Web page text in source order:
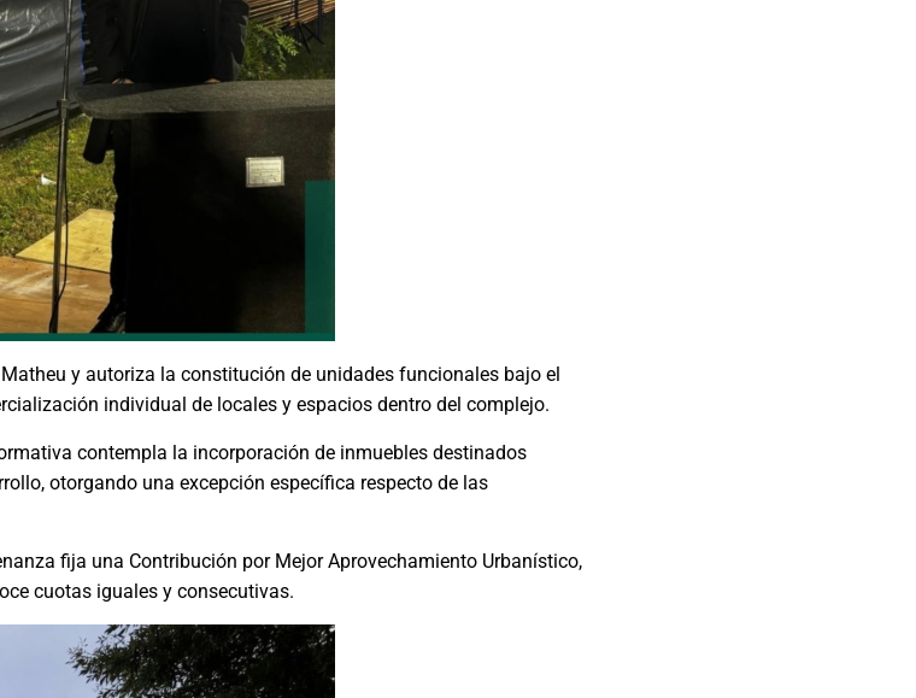
y autoriza la constitución de unidades funcionales bajo el
individual de locales y espacios dentro del complejo.
contempla la incorporación de inmuebles destinados
otorgando una excepción específica respecto de las
fija una Contribución por Mejor Aprovechamiento Urbanístico,
cuotas iguales y consecutivas.